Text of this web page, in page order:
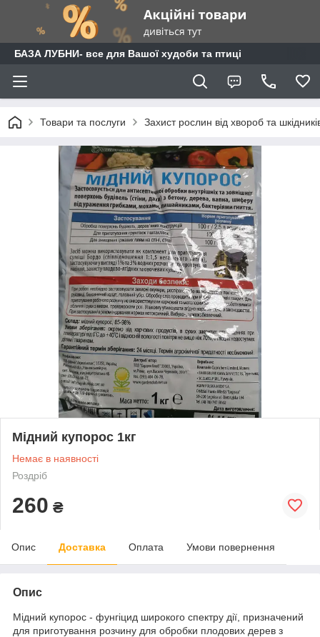
БАЗА ЛУБНИ- все для Вашої худоби та птиці
Товари та послуги Захист рослин від хвороб та
Мідний купорос 1кг
Немає в наявності
Роздріб
260 ₴
Опис Доставка Оплата Умови повернення
Опис
Мідний купорос - фунгіцид широкого спектру дії, призначений
для приготування розчину для обробки плодових дерев з